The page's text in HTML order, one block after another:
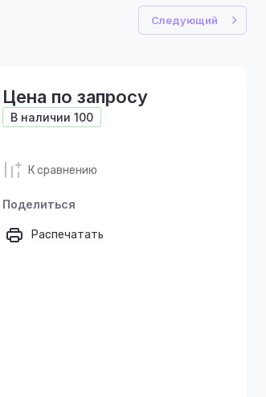
Следующий
В наличии 100
Цена по запросу
К сравнению
Поделиться
Распечатать